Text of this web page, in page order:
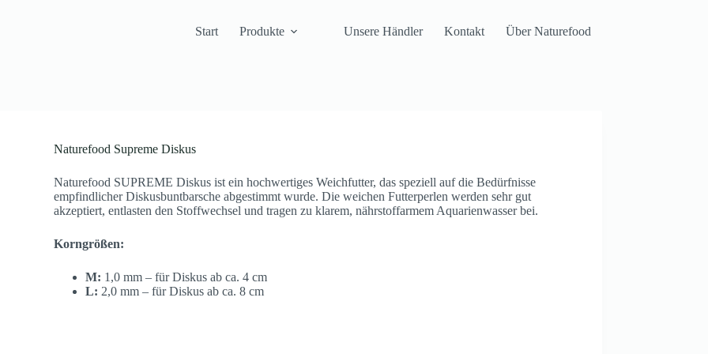
Start Produkte Unsere Händler Kontakt Über Naturefood
Naturefood Supreme Diskus
Naturefood SUPREME Diskus ist ein hochwertiges Weichfutter, das speziell auf die Bedürfnisse
empfindlicher Diskusbuntbarsche abgestimmt wurde. Die weichen Futterperlen werden sehr gut
akzeptiert, entlasten den Stoffwechsel und tragen zu klarem, nährstoffarmem Aquarienwasser bei.
Korngrößen:
M: 1,0 mm – für Diskus ab ca. 4 cm
L: 2,0 mm – für Diskus ab ca. 8 cm